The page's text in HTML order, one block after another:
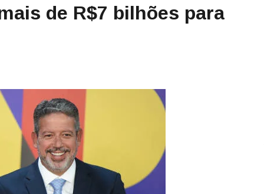
de R$7 bilhões para